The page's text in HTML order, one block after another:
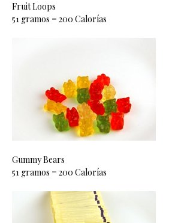
Fruit Loops
51 gramos = 200 Calorías
Gummy Bears
51 gramos = 200 Calorías